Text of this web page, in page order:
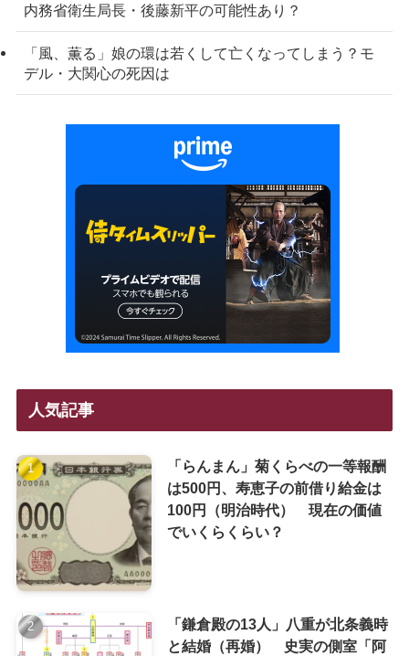
内務省衛生局長・後藤新平の可能性あり？
「風、薫る」娘の環は若くして亡くなってしまう？モ
デル・大関心の死因は
人気記事
「らんまん」菊くらべの一等報酬
は500円、寿恵子の前借り給金は
100円（明治時代） 現在の価値
でいくらくらい？
「鎌倉殿の13人」八重が北条義時
と結婚（再婚） 史実の側室「阿